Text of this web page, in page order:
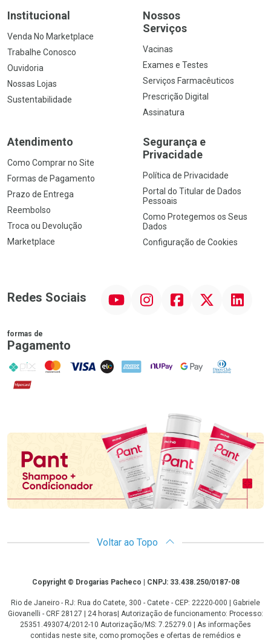
Institucional
Venda No Marketplace
Trabalhe Conosco
Ouvidoria
Nossas Lojas
Sustentabilidade
Nossos
Serviços
Vacinas
Exames e Testes
Serviços Farmacêuticos
Prescrição Digital
Assinatura
Atendimento
Como Comprar no Site
Formas de Pagamento
Prazo de Entrega
Reembolso
Troca ou Devolução
Marketplace
Segurança e
Privacidade
Política de Privacidade
Portal do Titular de Dados
Pessoais
Como Protegemos os Seus
Dados
Configuração de Cookies
Redes Sociais InstagramFacebookTwitter Linkedin
formas de
Pagamento
PIX MasterCard
VISA ELO AMEX NuPay Google PayDiners Club
Hipercard
Promoção em Destaque
Voltar ao Topo
CopyrightCopyright © Drogarias Pacheco | CNPJ: 33.438.250/0187-08
Rio de Janeiro - RJ: Rua do Catete, 300 - Catete - CEP: 22220-000 | Gabriele
Giovanelli - CRF 28127 | 24 horas| Autorização de funcionamento: Processo:
25351.493074/2012-10 Autorização/MS: 7.25279.0 | As informações
contidas neste site, como promoções e ofertas de remédios e